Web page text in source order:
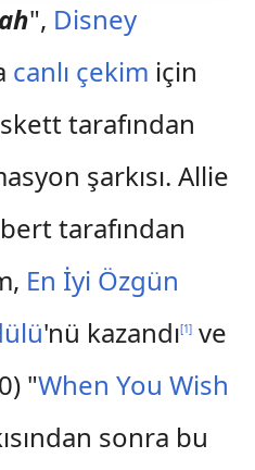
", Disney
canlı çekim için
tarafından
şarkısı. Allie
tarafından
En İyi Özgün
'nü kazandı[1]ve
"When You Wish
sonra bu